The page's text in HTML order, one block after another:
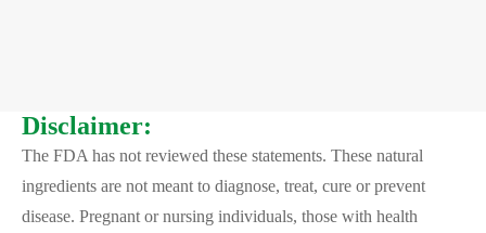
Disclaimer:
The FDA has not reviewed these statements. These natural
ingredients are not meant to diagnose, treat, cure or prevent
disease. Pregnant or nursing individuals, those with health